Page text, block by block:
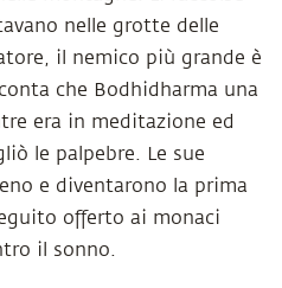
nelle grotte delle
il nemico più grande è
che Bodhidharma una
era in meditazione ed
le palpebre. Le sue
e diventarono la prima
offerto ai monaci
il sonno.